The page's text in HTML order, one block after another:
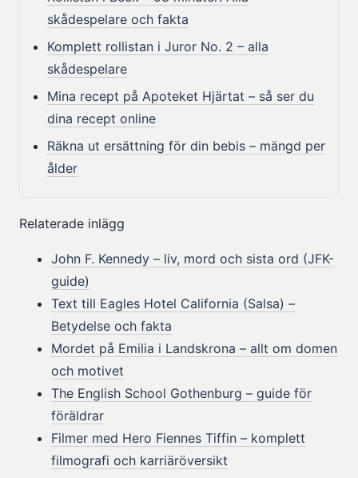
skådespelare och fakta
Komplett rollistan i Juror No. 2 – alla
skådespelare
Mina recept på Apoteket Hjärtat – så ser du
dina recept online
Räkna ut ersättning för din bebis – mängd per
ålder
Relaterade inlägg
John F. Kennedy – liv, mord och sista ord (JFK-
guide)
Text till Eagles Hotel California (Salsa) –
Betydelse och fakta
Mordet på Emilia i Landskrona – allt om domen
och motivet
The English School Gothenburg – guide för
föräldrar
Filmer med Hero Fiennes Tiffin – komplett
filmografi och karriäröversikt